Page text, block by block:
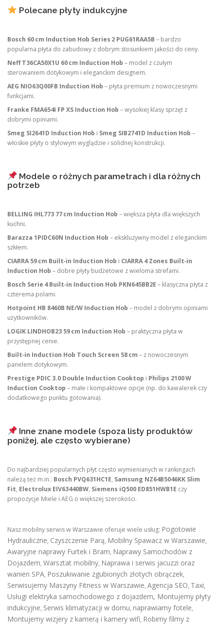
Polecane płyty indukcyjne
Bosch 60 cm Induction Hob Series 2 PUG61RAA5B – bardzo
popularna płyta do zabudowy z dobrym stosunkiem jakości do ceny.
Neff T36CA50X1U 60 cm Induction Hob – model z czułym
sterowaniem dotykowym i eleganckim designem.
AEG NIO63Q00FB Induction Hob – płyta premium z nowoczesnymi
funkcjami.
Franke FMA654I FP XS Induction Hob – wysokiej klasy sprzęt z
dobrymi opiniami.
Smeg SI2641D Induction Hob i Smeg SIB2741D Induction Hob –
włoskie płyty o stylowym wyglądzie i solidnej konstrukcji.
Modele o różnych parametrach i dla różnych
potrzeb
BELLING IHL773 77 cm Induction Hob – większa płyta dla większych
kuchni.
Barazza 1PIDC60N Induction Hob – ekskluzywny model z eleganckim
szkłem.
CIARRA 59 cm Built‑in Induction Hob i CIARRA 4 Zones Built‑in
Induction Hob – dobre płyty budżetowe z wieloma strefami.
Bosch Serie 4 Built‑in Induction Hob PKN645BB2E – klasyczna płyta z
czterema polami.
Hotpoint HB 8460B NE/W Induction Hob – model z dobrymi opiniami
użytkowników.
LOGIK LINDHOB23 59 cm Induction Hob – praktyczna płyta w
przystępnej cenie.
Built‑in Induction Hob Touch Screen 58 cm – z nowoczesnym
panelem dotykowym.
Prestige PDIC 3.0 Double Induction Cooktop i Philips 2100 W
Induction Cooktop – małe i kompaktowe opcje (np. do kawalerek czy
dodatkowego punktu gotowania).
Inne znane modele (spoza listy produktów
poniżej, ale często wybierane)
Do najbardziej popularnych płyt często wymienianych w rankingach
należą też m.in.: Bosch PVQ631HC1E, Samsung NZ64B5046KK Slim
Fit, Electrolux EIV63440BW, Siemens iQ500 ED851HWB1E czy
propozycje Miele i AEG o większej szerokości.
Nasz mobilny serwis w Warszawie oferuje wiele usług: Pogotowie
Hydrauliczne, Czyszczenie Parą, Mobilny Spawacz w Warszawie,
Awaryjne naprawy Furtek i Bram, Naprawy Samochodów z
Dojazdem, Warsztat mobilny, Naprawa i serwis jacuzzi oraz
wanien SPA, Poszukiwanie zgubionych złotych obrączek,
Serwisujemy Maszyny Fitness w Warszawie, Agencja SEO, Taxi,
Usługi elektryka samochodowego z dojazdem, Montujemy płyty
indukcyjne, Serwis klimatyzacji w domu, naprawiamy fotele,
Montujemy wizjery z kamerą i kamery wifi, Robimy filmy z